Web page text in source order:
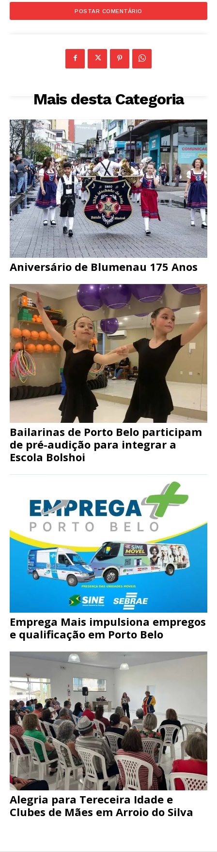
Mais desta Categoria
Aniversário de Blumenau 175 Anos
Bailarinas de Porto Belo participam
de pré-audição para integrar a
Escola Bolshoi
Emprega Mais impulsiona empregos
e qualificação em Porto Belo
Alegria para Tereceira Idade e
Clubes de Mães em Arroio do Silva